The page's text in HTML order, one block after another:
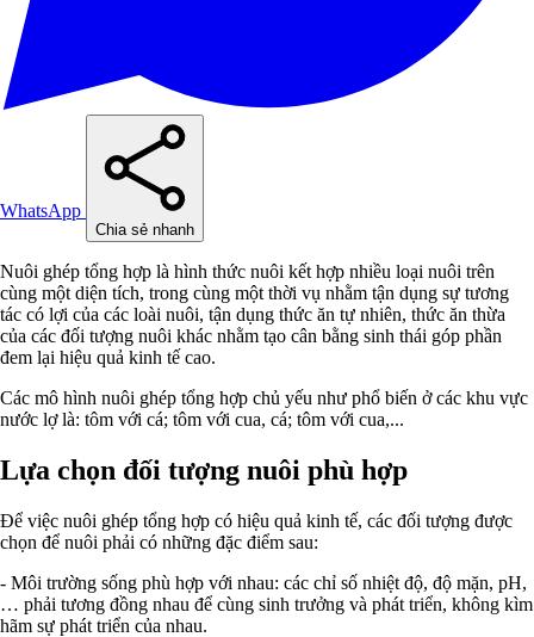
WhatsApp
Chia sẻ nhanh
Nuôi ghép tổng hợp là hình thức nuôi kết hợp nhiều loại nuôi trên
cùng một diện tích, trong cùng một thời vụ nhằm tận dụng sự tương
tác có lợi của các loài nuôi, tận dụng thức ăn tự nhiên, thức ăn thừa
của các đối tượng nuôi khác nhằm tạo cân bằng sinh thái góp phần
đem lại hiệu quả kinh tế cao.
Các mô hình nuôi ghép tổng hợp chủ yếu như phổ biến ở các khu vực
nước lợ là: tôm với cá; tôm với cua, cá; tôm với cua,...
Lựa chọn đối tượng nuôi phù hợp
Để việc nuôi ghép tổng hợp có hiệu quả kinh tế, các đối tượng được
chọn để nuôi phải có những đặc điểm sau:
- Môi trường sống phù hợp với nhau: các chỉ số nhiệt độ, độ mặn, pH,
… phải tương đồng nhau để cùng sinh trưởng và phát triển, không kìm
hãm sự phát triển của nhau.